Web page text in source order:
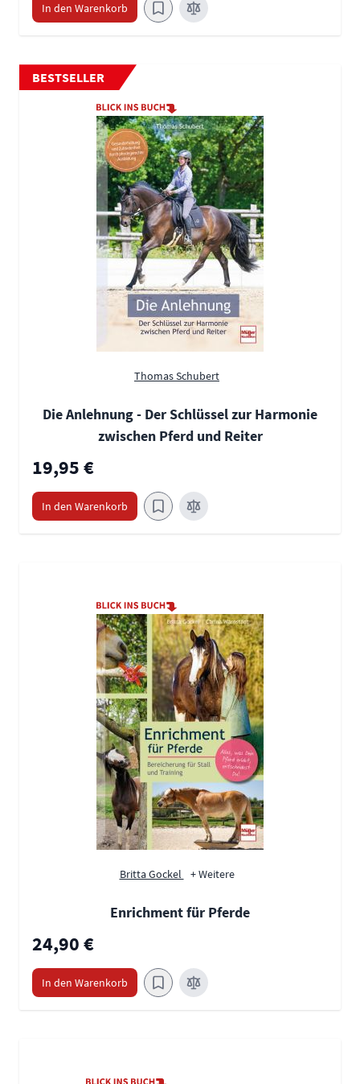
In den Warenkorb
BESTSELLER
Thomas Schubert
Die Anlehnung - Der Schlüssel zur Harmonie
zwischen Pferd und Reiter
19,95 €
In den Warenkorb
Britta Gockel + Weitere
Enrichment für Pferde
24,90 €
In den Warenkorb